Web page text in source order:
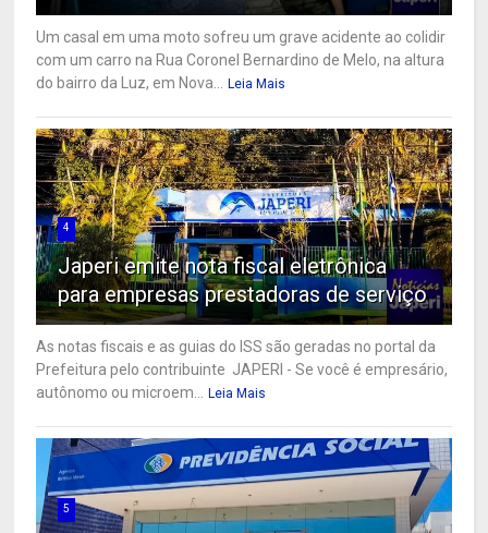
Um casal em uma moto sofreu um grave acidente ao colidir
com um carro na Rua Coronel Bernardino de Melo, na altura
do bairro da Luz, em Nova... Leia Mais
4
Japeri emite nota fiscal eletrônica
para empresas prestadoras de serviço
As notas fiscais e as guias do ISS são geradas no portal da
Prefeitura pelo contribuinte JAPERI - Se você é empresário,
autônomo ou microem... Leia Mais
5